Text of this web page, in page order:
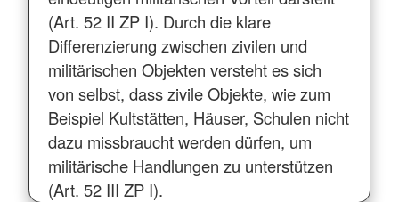
(Art. 52 II ZP I). Durch die klare
Differenzierung zwischen zivilen und
militärischen Objekten versteht es sich
von selbst, dass zivile Objekte, wie zum
Beispiel Kultstätten, Häuser, Schulen nicht
dazu missbraucht werden dürfen, um
militärische Handlungen zu unterstützen
(Art. 52 III ZP I).